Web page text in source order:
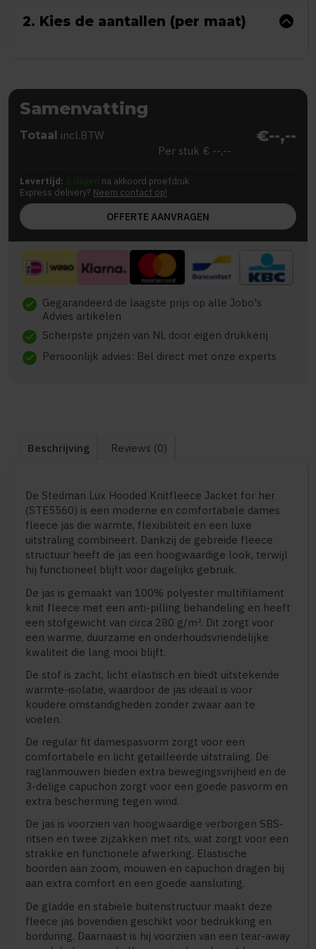
2. Kies de aantallen (per maat)
Samenvatting
Totaal incl.BTW €--,--
Per stuk € --,--
Levertijd: 5 dagen na akkoord proefdruk
Express delivery? Neem contact op!
OFFERTE AANVRAGEN
check Gegarandeerd de laagste prijs op alle Jobo's
Advies artikelen
check Scherpste prijzen van NL door eigen drukkerij
check Persoonlijk advies: Bel direct met onze experts
Beschrijving Reviews (0)
De Stedman Lux Hooded Knitfleece Jacket for her
(STE5560) is een moderne en comfortabele dames
fleece jas die warmte, flexibiliteit en een luxe
uitstraling combineert. Dankzij de gebreide fleece
structuur heeft de jas een hoogwaardige look, terwijl
hij functioneel blijft voor dagelijks gebruik.
De jas is gemaakt van 100% polyester multifilament
knit fleece met een anti-pilling behandeling en heeft
een stofgewicht van circa 280 g/m². Dit zorgt voor
een warme, duurzame en onderhoudsvriendelijke
kwaliteit die lang mooi blijft.
De stof is zacht, licht elastisch en biedt uitstekende
warmte-isolatie, waardoor de jas ideaal is voor
koudere omstandigheden zonder zwaar aan te
voelen.
De regular fit damespasvorm zorgt voor een
comfortabele en licht getailleerde uitstraling. De
raglanmouwen bieden extra bewegingsvrijheid en de
3-delige capuchon zorgt voor een goede pasvorm en
extra bescherming tegen wind.
De jas is voorzien van hoogwaardige verborgen SBS-
ritsen en twee zijzakken met rits, wat zorgt voor een
strakke en functionele afwerking. Elastische
boorden aan zoom, mouwen en capuchon dragen bij
aan extra comfort en een goede aansluiting.
De gladde en stabiele buitenstructuur maakt deze
fleece jas bovendien geschikt voor bedrukking en
borduring. Daarnaast is hij voorzien van een tear-away